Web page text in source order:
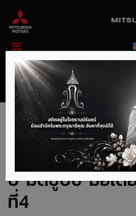
ประกาศรายชื่อ
กิจกรรมฉลองค
ปี มิตซูบิชิ มอเต
ที่4